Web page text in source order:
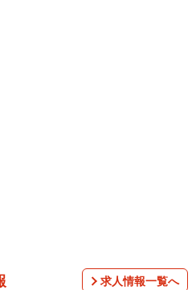
す。カラーはecru、nude
求人情報一覧へ